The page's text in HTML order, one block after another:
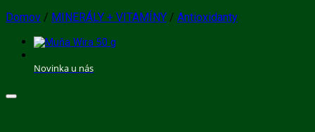
Domov / MINERÁLY + VITAMÍNY / Antioxidanty
Novinka u nás